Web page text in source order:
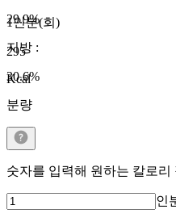
1인분(회)
295
Kcal
29.9%
지방 :
30.6%
분량
숫자를 입력해 원하는 칼로리
인